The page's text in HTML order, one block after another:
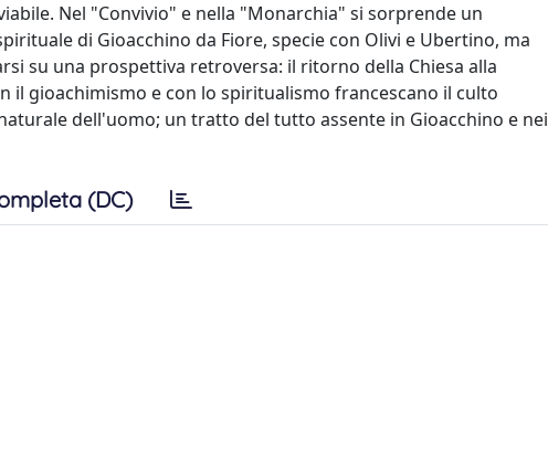
Nel "Convivio" e nella "Monarchia" si sorprende un
di Gioacchino da Fiore, specie con Olivi e Ubertino, ma
su una prospettiva retroversa: il ritorno della Chiesa alla
il gioachimismo e con lo spiritualismo francescano il culto
dell'uomo; un tratto del tutto assente in Gioacchino e nei
(DC)